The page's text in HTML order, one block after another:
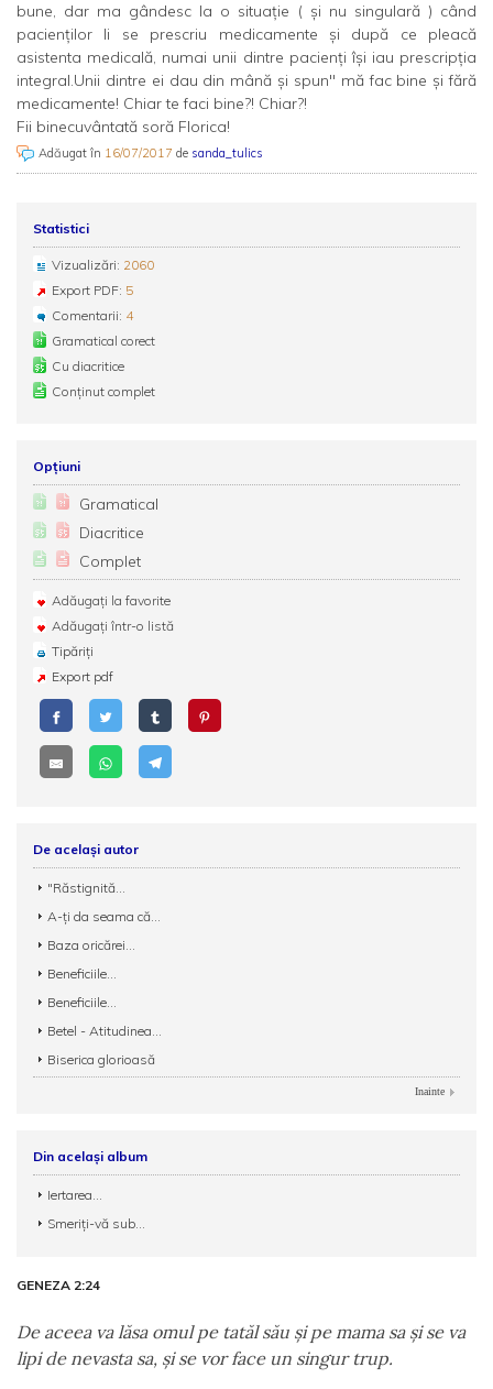
bune, dar ma gândesc la o situație ( și nu singulară ) când
pacienților li se prescriu medicamente și după ce pleacă
asistenta medicală, numai unii dintre pacienți își iau prescripția
integral.Unii dintre ei dau din mână și spun'' mă fac bine și fără
medicamente! Chiar te faci bine?! Chiar?!
Fii binecuvântată soră Florica!
Adăugat în 16/07/2017 de sanda_tulics
Statistici
Vizualizări: 2060
Export PDF: 5
Comentarii: 4
Gramatical corect
Cu diacritice
Conținut complet
Opțiuni
Gramatical
Diacritice
Complet
Adăugați la favorite
Adăugați într-o listă
Tipăriți
Export pdf
De același autor
"Răstignită...
A-ţi da seama că...
Baza oricărei...
Beneficiile...
Beneficiile...
Betel - Atitudinea...
Biserica glorioasă
Inainte
Din același album
Iertarea...
Smeriţi-vă sub...
GENEZA 2:24
De aceea va lăsa omul pe tatăl său şi pe mama sa şi se va
lipi de nevasta sa, şi se vor face un singur trup.